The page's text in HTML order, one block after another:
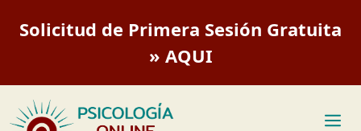
Solicitud de Primera Sesión Gratuita
» AQUI